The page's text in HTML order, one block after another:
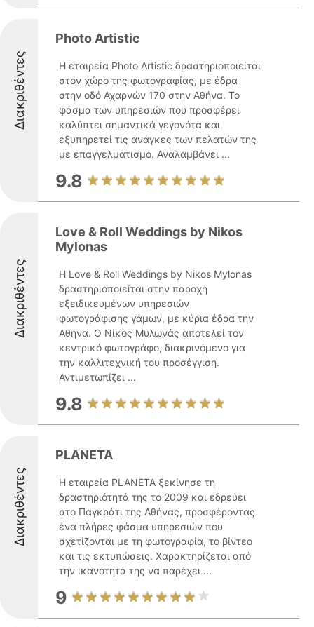
Διακριθέντες
Photo Artistic
Η εταιρεία Photo Artistic δραστηριοποιείται
στον χώρο της φωτογραφίας, με έδρα
στην οδό Αχαρνών 170 στην Αθήνα. Το
φάσμα των υπηρεσιών που προσφέρει
καλύπτει σημαντικά γεγονότα και
εξυπηρετεί τις ανάγκες των πελατών της
με επαγγελματισμό. Αναλαμβάνει ...
9.8
Διακριθέντες
Love & Roll Weddings by Nikos
Mylonas
Η Love & Roll Weddings by Nikos Mylonas
δραστηριοποιείται στην παροχή
εξειδικευμένων υπηρεσιών
φωτογράφισης γάμων, με κύρια έδρα την
Αθήνα. Ο Νίκος Μυλωνάς αποτελεί τον
κεντρικό φωτογράφο, διακρινόμενο για
την καλλιτεχνική του προσέγγιση.
Αντιμετωπίζει ...
9.8
Διακριθέντες
PLANETA
Η εταιρεία PLANETA ξεκίνησε τη
δραστηριότητά της το 2009 και εδρεύει
στο Παγκράτι της Αθήνας, προσφέροντας
ένα πλήρες φάσμα υπηρεσιών που
σχετίζονται με τη φωτογραφία, το βίντεο
και τις εκτυπώσεις. Χαρακτηρίζεται από
την ικανότητά της να παρέχει ...
9